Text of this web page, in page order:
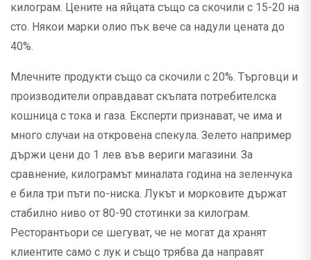
килограм. Цените на яйцата също са скочили с 15-20 на
сто. Някои марки олио пък вече са надули цената до
40%.
Млечните продукти също са скочили с 20%. Търговци и
производители оправдават скъпата потребителска
кошница с тока и газа. Експерти признават, че има и
много случаи на откровена спекула. Зелето например
държи цени до 1 лев във вериги магазини. За
сравнение, килограмът миналата година на зеленчука
е била три пъти по-ниска. Лукът и морковите държат
стабилно ниво от 80-90 стотинки за килограм.
Ресторантьори се шегуват, че не могат да хранят
клиентите само с лук и също трябва да направят